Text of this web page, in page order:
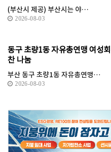
(부산시 제공) 부산시는 야…
2026-08-03
동구 초량1동 자유총연맹 여성
찬 나눔
부산 동구 초량1동 자유총연맹…
2026-08-03